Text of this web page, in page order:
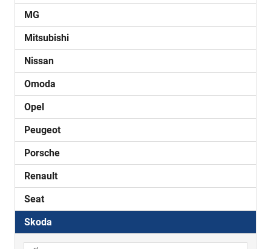
MG
Mitsubishi
Nissan
Omoda
Opel
Peugeot
Porsche
Renault
Seat
Skoda